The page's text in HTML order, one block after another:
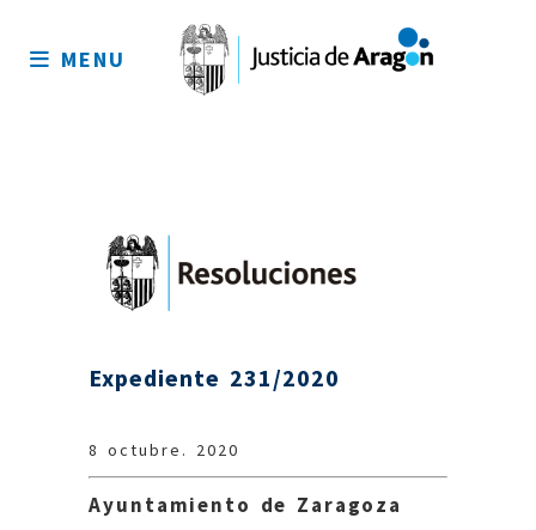
sitio
MENU
Expediente 231/2020
8 octubre. 2020
Ayuntamiento de Zaragoza